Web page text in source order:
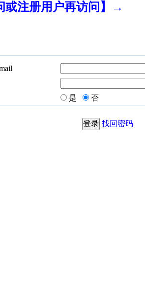
或注册用户再访问】→
是 否
找回密码